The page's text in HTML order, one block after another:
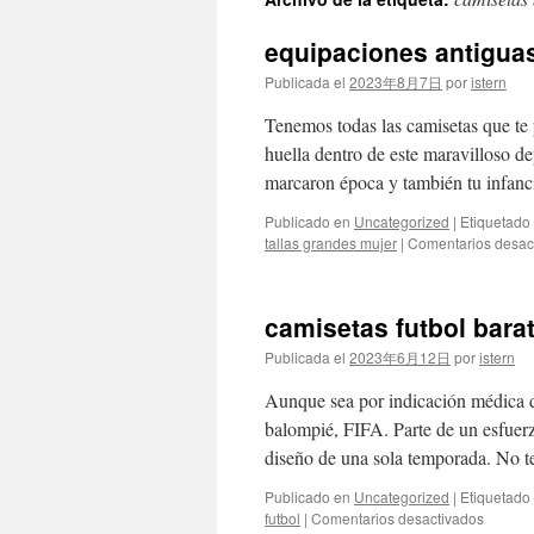
contenido
equipaciones
Publicada el 2023年8月7日 poristern
Tenemos todas las camisetas que
huella dentro de este maravilloso
marcaron época y también tu
Publicado en Uncategorized | Etiquetado
tallas grandes mujer | Comentarios
camisetas futbol
Publicada el 2023年6月12日 poristern
Aunque sea por indicación médica
balompié, FIFA. Parte de un
diseño de una sola temporada. No
Publicado en Uncategorized | Etiquetado
futbol | Comentarios desactivadosen